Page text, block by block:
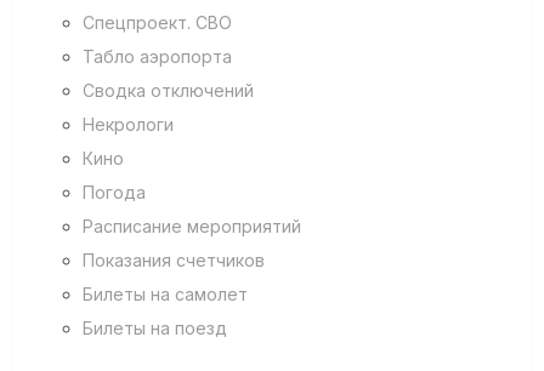
Спецпроект. СВО
Табло аэропорта
Сводка отключений
Некрологи
Кино
Погода
Расписание мероприятий
Показания счетчиков
Билеты на самолет
Билеты на поезд